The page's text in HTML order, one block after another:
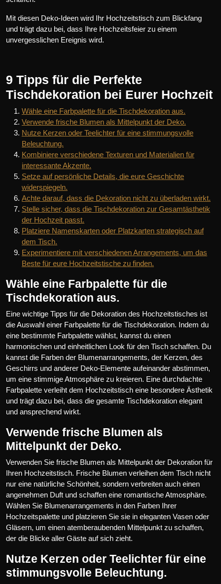
Mit diesen Deko-Ideen wird Ihr Hochzeitstisch zum Blickfang
und trägt dazu bei, dass Ihre Hochzeitsfeier zu einem
unvergesslichen Ereignis wird.
9 Tipps für die Perfekte
Tischdekoration bei Eurer Hochzeit
Wähle eine Farbpalette für die Tischdekoration aus.
Verwende frische Blumen als Mittelpunkt der Deko.
Nutze Kerzen oder Teelichter für eine stimmungsvolle
Beleuchtung.
Kombiniere verschiedene Texturen und Materialien für
interessante Akzente.
Setze auf persönliche Details, die eure Geschichte
widerspiegeln.
Achte darauf, dass die Dekoration nicht zu überladen wirkt.
Stelle sicher, dass die Tischdekoration zur Gesamtästhetik
der Hochzeit passt.
Platziere Namenskarten oder Platzkarten strategisch auf
dem Tisch.
Experimentiere mit verschiedenen Arrangements, um das
Beste für eure Hochzeitstische zu finden.
Wähle eine Farbpalette für die
Tischdekoration aus.
Eine wichtige Tipps für die Dekoration des Hochzeitstisches ist
die Auswahl einer Farbpalette für die Tischdekoration. Indem du
eine bestimmte Farbpalette wählst, kannst du einen
harmonischen und einheitlichen Look für den Tisch schaffen. Du
kannst die Farben der Blumenarrangements, der Kerzen, des
Geschirrs und anderer Deko-Elemente aufeinander abstimmen,
um eine stimmige Atmosphäre zu kreieren. Eine durchdachte
Farbpalette verleiht dem Hochzeitstisch eine besondere Ästhetik
und trägt dazu bei, dass die gesamte Tischdekoration elegant
und ansprechend wirkt.
Verwende frische Blumen als
Mittelpunkt der Deko.
Verwenden Sie frische Blumen als Mittelpunkt der Dekoration für
Ihren Hochzeitstisch. Frische Blumen verleihen dem Tisch nicht
nur eine natürliche Schönheit, sondern verbreiten auch einen
angenehmen Duft und schaffen eine romantische Atmosphäre.
Wählen Sie Blumenarrangements in den Farben Ihrer
Hochzeitspalette und platzieren Sie sie in eleganten Vasen oder
Gläsern, um einen atemberaubenden Mittelpunkt zu schaffen,
der die Blicke aller Gäste auf sich zieht.
Nutze Kerzen oder Teelichter für eine
stimmungsvolle Beleuchtung.